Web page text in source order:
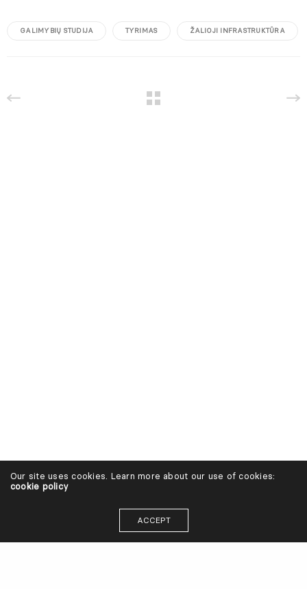
GALIMYBIŲ STUDIJA TYRIMAS ŽALIOJI INFRASTRUKTŪRA
Our site uses cookies. Learn more about our use of cookies:
cookie policy
ACCEPT